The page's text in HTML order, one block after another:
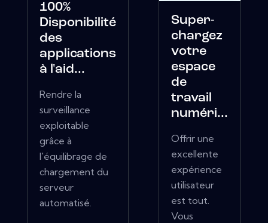
100%
Disponibilité
des
applications
à l'aid...
Rendre la
surveillance
exploitable
grâce à
l'équilibrage de
chargement du
serveur
automatisé.
Super-
chargez
votre
espace
de
travail
numéri...
Offrir une
excellente
expérience
utilisateur
est tout.
Vous